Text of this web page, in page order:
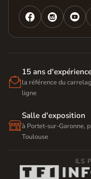
  

15 ans
la référence du
ligne

Salle d'exposition
à Portet-sur-Garonne,
Toulouse
ILS